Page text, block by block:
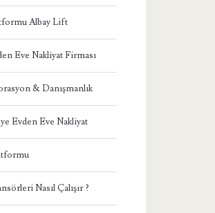
Albay Lift
Eve Nakliyat Firması
& Danışmanlık
Evden Eve Nakliyat
Nasıl Çalışır ?